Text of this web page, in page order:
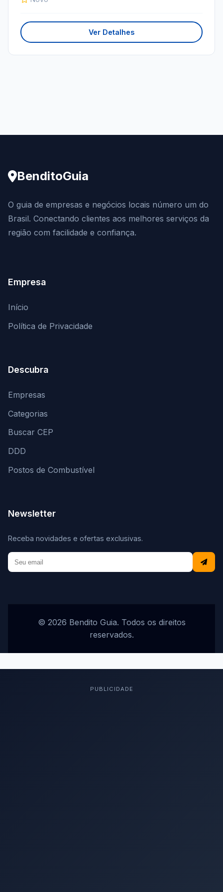
Ver Detalhes
BenditoGuia
O guia de empresas e negócios locais número um do
Brasil. Conectando clientes aos melhores serviços da
região com facilidade e confiança.
Empresa
Início
Política de Privacidade
Descubra
Empresas
Categorias
Buscar CEP
DDD
Postos de Combustível
Newsletter
Receba novidades e ofertas exclusivas.
© 2026 Bendito Guia. Todos os direitos
reservados.